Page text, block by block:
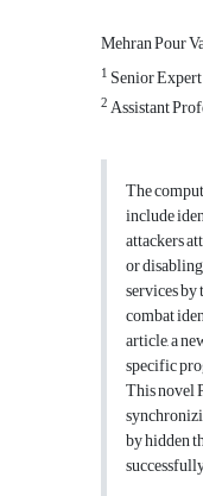
Mehran Pour
1 Senior
2Assistant
The
include
attackers
or
services
combat
article, a
specific
This novel
by hidden